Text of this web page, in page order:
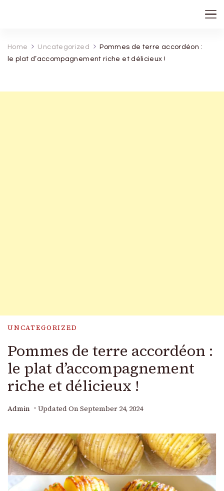
Home Uncategorized
Pommes de terre accordéon :
le plat d’accompagnement riche et délicieux !
UNCATEGORIZED
Pommes de terre accordéon :
le plat d’accompagnement
riche et délicieux !
Admin Updated On September 24, 2024